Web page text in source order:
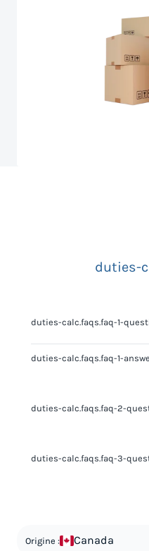
duties-
duties-calc.faqs.faq-1-
duties-calc.faqs.faq-1-
duties-calc.faqs.faq-2-
duties-calc.faqs.faq-3-
Origine : Canada